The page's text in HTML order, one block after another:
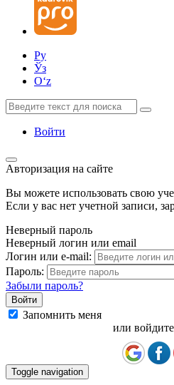
Ру
Ўз
Oʻz
Войти
Авторизация на сайте
Вы можете использовать свою
Если у вас нет учетной записи,
Неверный пароль
Неверный логин или email
Логин или e-mail:
Пароль:
Забыли пароль?
Запомнить меня
или войдите
Toggle navigation